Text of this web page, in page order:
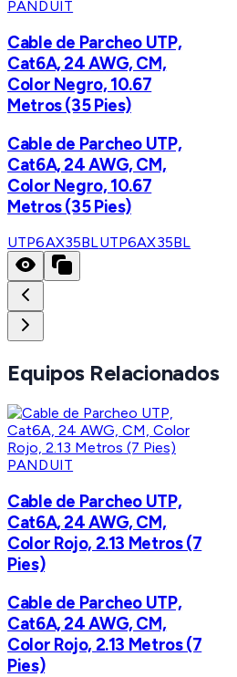
PANDUIT
Cable de Parcheo UTP,
Cat6A, 24 AWG, CM,
Color Negro, 10.67
Metros (35 Pies)
Cable de Parcheo UTP,
Cat6A, 24 AWG, CM,
Color Negro, 10.67
Metros (35 Pies)
UTP6AX35BLUTP6AX35BL
Equipos Relacionados
PANDUIT
Cable de Parcheo UTP,
Cat6A, 24 AWG, CM,
Color Rojo, 2.13 Metros (7
Pies)
Cable de Parcheo UTP,
Cat6A, 24 AWG, CM,
Color Rojo, 2.13 Metros (7
Pies)